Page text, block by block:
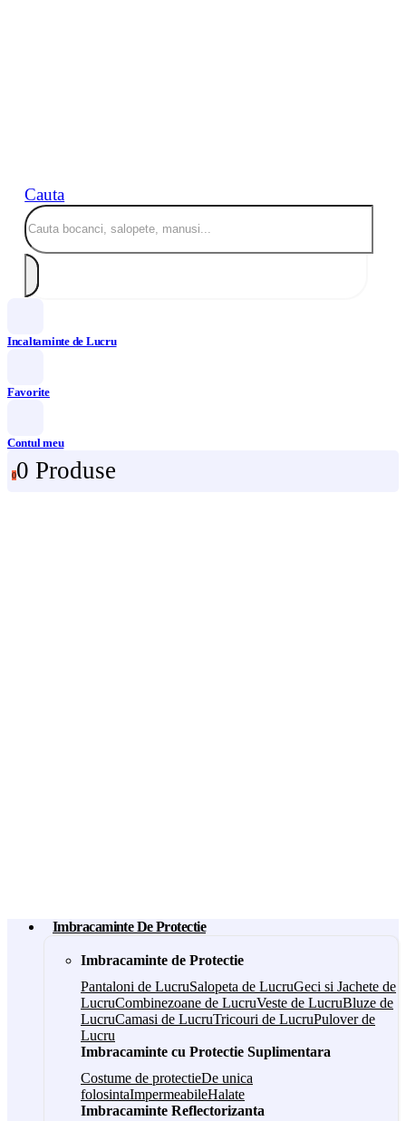
Cauta
Incaltaminte de Lucru
Favorite
Contul meu
00 Produse
Imbracaminte De Protectie
Imbracaminte de Protectie
Pantaloni de LucruSalopeta de LucruGeci si Jachete de
LucruCombinezoane de LucruVeste de LucruBluze de
LucruCamasi de LucruTricouri de LucruPulover de
Lucru
Imbracaminte cu Protectie Suplimentara
Costume de protectieDe unica
folosintaImpermeabileHalate
Imbracaminte Reflectorizanta